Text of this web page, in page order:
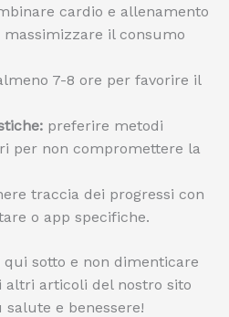
cardio e allenamento
il consumo
7-8 ore per favorire il
preferire metodi
per non compromettere la
traccia dei progressi con
o app specifiche.
sotto e non dimenticare
altri articoli del nostro sito
e benessere!